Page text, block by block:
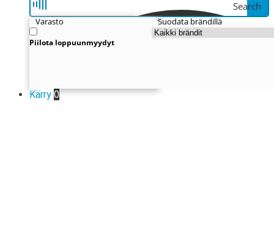
Search
Varasto
Piilota loppuunmyydyt
Suodata brändillä
Kärry 0